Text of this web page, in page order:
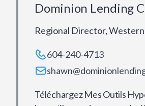
Dominion Lending
Regional Director, Western
604-240-4713
Téléchargez Mes Outils